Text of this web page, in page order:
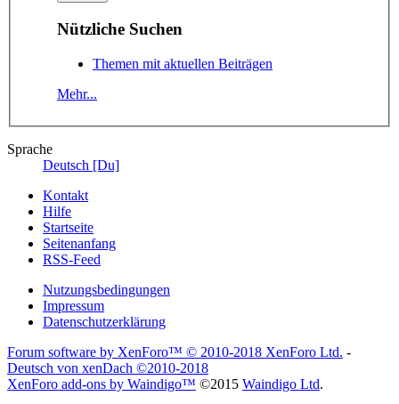
Nützliche Suchen
Themen mit aktuellen Beiträgen
Mehr...
Sprache
Deutsch [Du]
Kontakt
Hilfe
Startseite
Seitenanfang
RSS-Feed
Nutzungsbedingungen
Impressum
Datenschutzerklärung
Forum software by XenForo™ © 2010-2018 XenForo Ltd. -
Deutsch von xenDach ©2010-2018
XenForo add-ons by Waindigo™ ©2015 Waindigo Ltd.